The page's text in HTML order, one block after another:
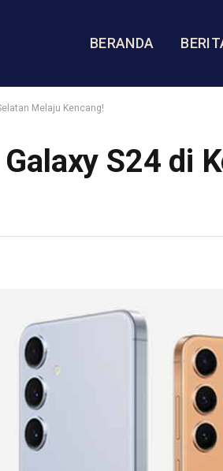
BERANDA
Melaju Kencang!
S24 di